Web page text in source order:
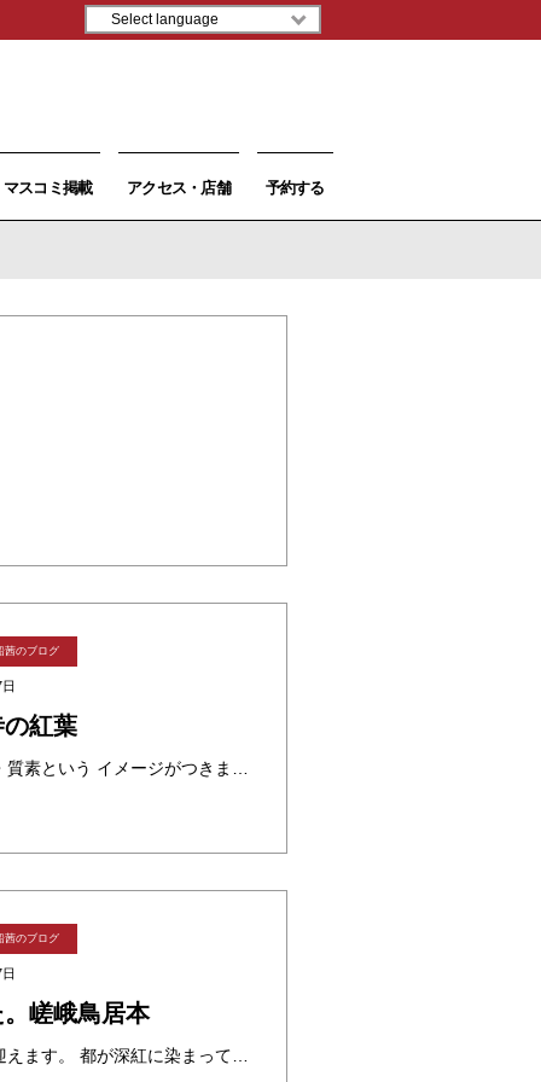
マスコミ掲載 アクセス・店舗 予約する
茜のブログ
紅葉
茜のブログ
嵯峨鳥居本